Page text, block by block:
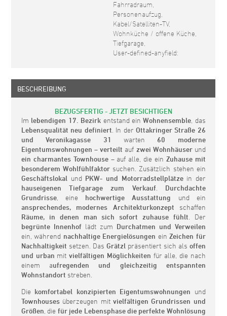
Fahrradraum,
Personenaufzug,
Kabel/Satelliten-TV,
Wohnküche / offene Küche,
Tiefgarage,
User-defined-anyfield:
BESCHREIBUNG
BEZUGSFERTIG - JETZT BESICHTIGEN
Im lebendigen 17. Bezirk entstand einWohnensemble , das
Lebensqualität neu definiert . In derOttakringer Straße 26
und Veronikagasse 31
warten 60 moderne
Eigentumswohnungen –verteilt auf zwei Wohnhäuser und
ein charmantes Townhouse– auf alle, die ein Zuhause mit
besonderem Wohlfühlfaktor suchen. Zusätzlich stehen ein
Geschäftslokal und PKW- und Motorradstellplätzein der
hauseigenen Tiefgarage
zum Verkauf. Durchdachte
Grundrisse , eine hochwertige Ausstattung und ein
ansprechendes, modernes Architekturkonzept schaffen
Räume, in denen man sich sofort zuhause fühlt . Der
begrünte Innenhoflädt zum Durchatmen und Verweilen
ein, während nachhaltige Energielösungen einZeichen für
Nachhaltigkeit setzen. DasGrätzl präsentiert sich als offen
und urban mitvielfältigen Möglichkeiten für alle, die nach
einem aufregenden und gleichzeitig entspannten
Wohnstandort streben.
Die komfortabel konzipierten Eigentumswohnungen und
Townhouses überzeugen mitvielfältigen Grundrissen und
Größen , die für jede Lebensphase die perfekte Wohnlösung